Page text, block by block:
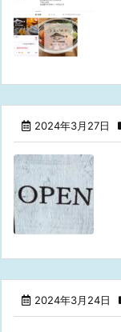
2024年3月27日
2024年3月24日